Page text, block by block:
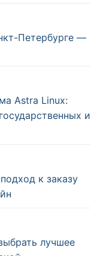
Петербурге —
Astra Linux:
и
к заказу
лучшее